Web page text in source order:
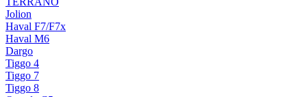
Jolion
Haval F7/F7x
Haval M6
Dargo
Tiggo 4
Tiggo 7
Tiggo 8